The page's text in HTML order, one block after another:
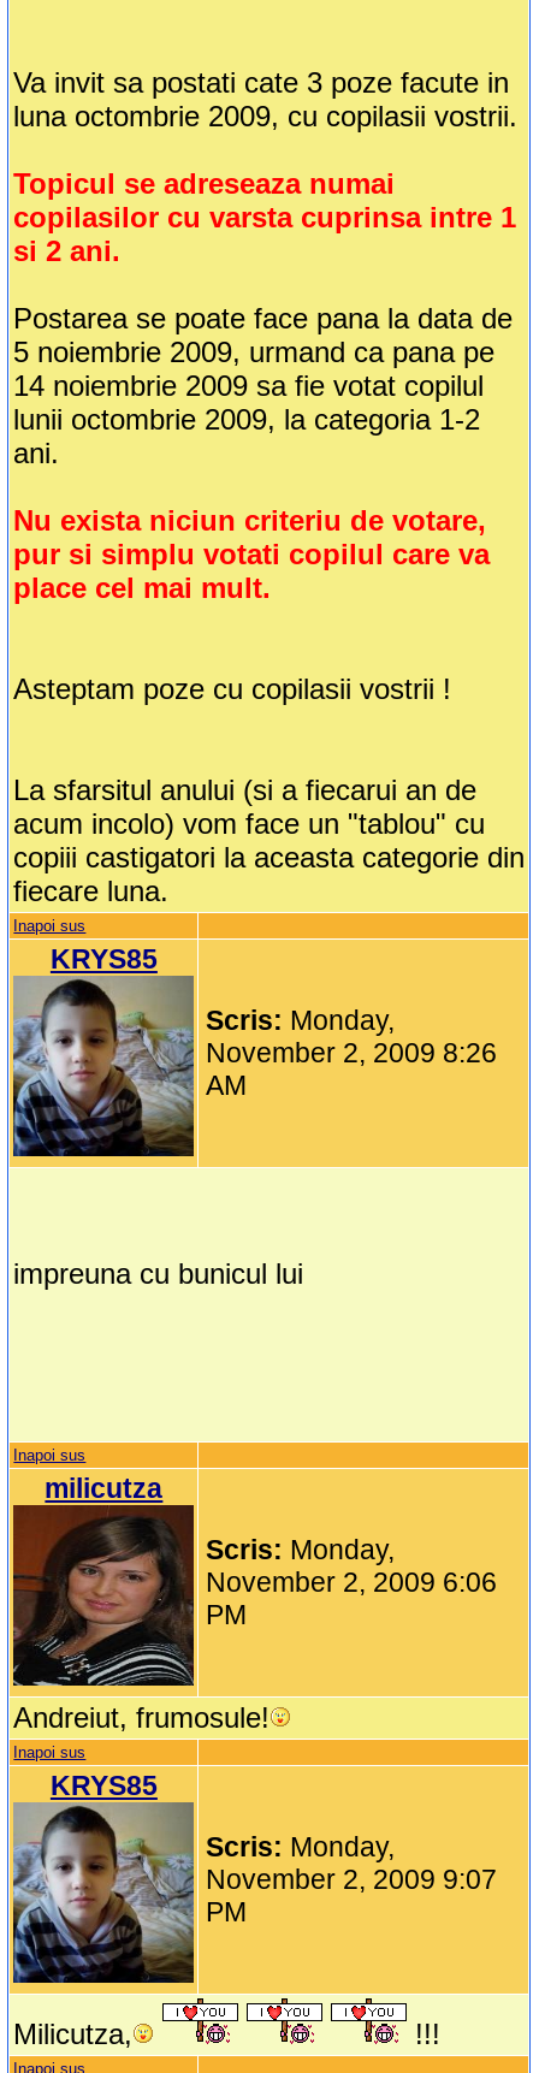
Va invit sa postati cate 3 poze facute in
luna octombrie 2009, cu copilasii vostrii.
Topicul se adreseaza numai
copilasilor cu varsta cuprinsa intre 1
si 2 ani.
Postarea se poate face pana la data de
5 noiembrie 2009, urmand ca pana pe
14 noiembrie 2009 sa fie votat copilul
lunii octombrie 2009, la categoria 1-2
ani.
Nu exista niciun criteriu de votare,
pur si simplu votati copilul care va
place cel mai mult.
Asteptam poze cu copilasii vostrii !
La sfarsitul anului (si a fiecarui an de
acum incolo) vom face un "tablou" cu
copiii castigatori la aceasta categorie din
fiecare luna.
Inapoi sus
KRYS85
Scris: Monday,
November 2, 2009 8:26
AM
impreuna cu bunicul lui
Inapoi sus
milicutza
Scris: Monday,
November 2, 2009 6:06
PM
Andreiut, frumosule!
Inapoi sus
KRYS85
Scris: Monday,
November 2, 2009 9:07
PM
Milicutza, !!!
Inapoi sus